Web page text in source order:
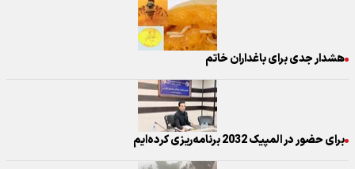
هشدار جدی برای باغداران خاتم
برای حضور در المپیک 2032 برنامه‌ریزی کرده‌ایم